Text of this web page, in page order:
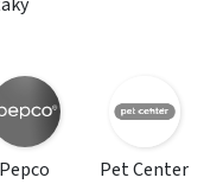
Pepco
Pet Center